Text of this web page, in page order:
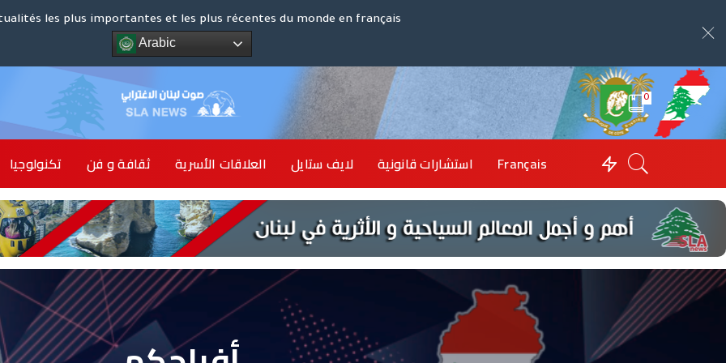
les plus importantes et les plus récentes du monde en français
Arabic
0
تكنولوجيا ثقافة و فن العلاقات الأسرية لايف ستايل استشارات قانونية Français
كوت